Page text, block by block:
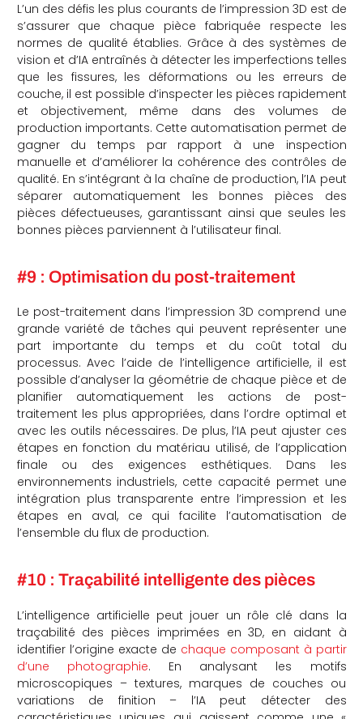
L’un des défis les plus courants de l’impression 3D est de
s’assurer que chaque pièce fabriquée respecte les
normes de qualité établies. Grâce à des systèmes de
vision et d’IA entraînés à détecter les imperfections telles
que les fissures, les déformations ou les erreurs de
couche, il est possible d’inspecter les pièces rapidement
et objectivement, même dans des volumes de
production importants. Cette automatisation permet de
gagner du temps par rapport à une inspection
manuelle et d’améliorer la cohérence des contrôles de
qualité. En s’intégrant à la chaîne de production, l’IA peut
séparer automatiquement les bonnes pièces des
pièces défectueuses, garantissant ainsi que seules les
bonnes pièces parviennent à l’utilisateur final.
#9 : Optimisation du post-traitement
Le post-traitement dans l’impression 3D comprend une
grande variété de tâches qui peuvent représenter une
part importante du temps et du coût total du
processus. Avec l’aide de l’intelligence artificielle, il est
possible d’analyser la géométrie de chaque pièce et de
planifier automatiquement les actions de post-
traitement les plus appropriées, dans l’ordre optimal et
avec les outils nécessaires. De plus, l’IA peut ajuster ces
étapes en fonction du matériau utilisé, de l’application
finale ou des exigences esthétiques. Dans les
environnements industriels, cette capacité permet une
intégration plus transparente entre l’impression et les
étapes en aval, ce qui facilite l’automatisation de
l’ensemble du flux de production.
#10 : Traçabilité intelligente des pièces
L’intelligence artificielle peut jouer un rôle clé dans la
traçabilité des pièces imprimées en 3D, en aidant à
identifier l’origine exacte de chaque composant à partir
d’une photographie. En analysant les motifs
microscopiques – textures, marques de couches ou
variations de finition – l’IA peut détecter des